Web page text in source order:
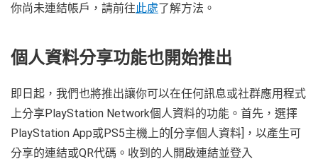
你尚未連結帳戶，請前往此處了解方法。
個人資料分享功能也開始推出
即日起，我們也將推出讓你可以在任何訊息或社群應用程式
上分享PlayStation Network個人資料的功能。首先，選擇
PlayStation App或PS5主機上的[分享個人資料]，以產生可
分享的連結或QR代碼。收到的人開啟連結並登入